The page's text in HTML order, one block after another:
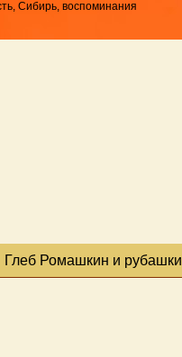
Сибирь, воспоминания
Глеб Ромашкин и рубашки